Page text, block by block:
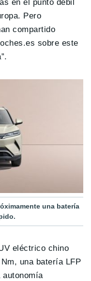
en el punto débil
Pero
compartido
sobre este
una batería
eléctrico chino
una batería LFP
autonomía